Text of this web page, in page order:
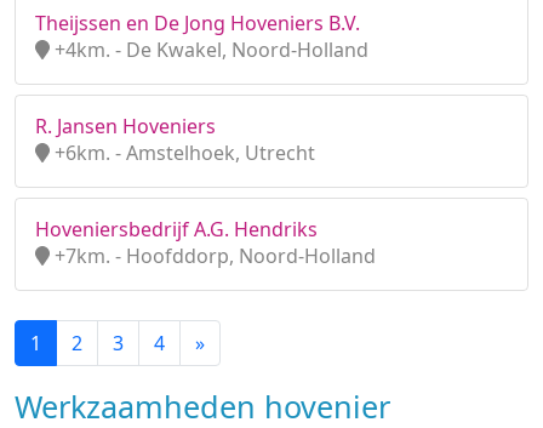
Theijssen en De Jong Hoveniers B.V.
+4km. - De Kwakel, Noord-Holland
R. Jansen Hoveniers
+6km. - Amstelhoek, Utrecht
Hoveniersbedrijf A.G. Hendriks
+7km. - Hoofddorp, Noord-Holland
1 2 3 4 »
Werkzaamheden hovenier